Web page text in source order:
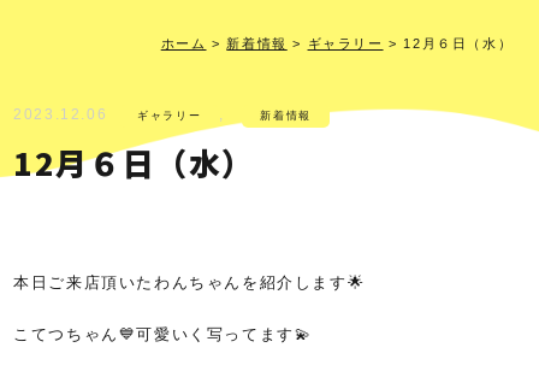
ホーム > 新着情報 > ギャラリー > 12月６日（水）
2023.12.06 ギャラリー 新着情報
12月６日（水）
本日ご来店頂いたわんちゃんを紹介します🌟
こてつちゃん💙可愛いく写ってます💫